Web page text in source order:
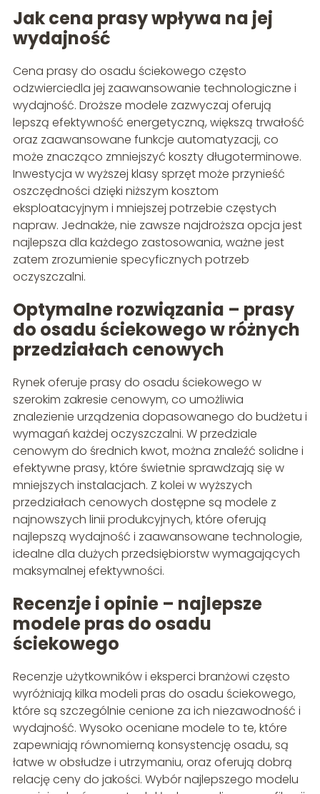
Jak cena prasy wpływa na jej
wydajność
Cena prasy do osadu ściekowego często
odzwierciedla jej zaawansowanie technologiczne i
wydajność. Droższe modele zazwyczaj oferują
lepszą efektywność energetyczną, większą trwałość
oraz zaawansowane funkcje automatyzacji, co
może znacząco zmniejszyć koszty długoterminowe.
Inwestycja w wyższej klasy sprzęt może przynieść
oszczędności dzięki niższym kosztom
eksploatacyjnym i mniejszej potrzebie częstych
napraw. Jednakże, nie zawsze najdroższa opcja jest
najlepsza dla każdego zastosowania, ważne jest
zatem zrozumienie specyficznych potrzeb
oczyszczalni.
Optymalne rozwiązania – prasy
do osadu ściekowego w różnych
przedziałach cenowych
Rynek oferuje prasy do osadu ściekowego w
szerokim zakresie cenowym, co umożliwia
znalezienie urządzenia dopasowanego do budżetu i
wymagań każdej oczyszczalni. W przedziale
cenowym do średnich kwot, można znaleźć solidne i
efektywne prasy, które świetnie sprawdzają się w
mniejszych instalacjach. Z kolei w wyższych
przedziałach cenowych dostępne są modele z
najnowszych linii produkcyjnych, które oferują
najlepszą wydajność i zaawansowane technologie,
idealne dla dużych przedsiębiorstw wymagających
maksymalnej efektywności.
Recenzje i opinie – najlepsze
modele pras do osadu
ściekowego
Recenzje użytkowników i eksperci branżowi często
wyróżniają kilka modeli pras do osadu ściekowego,
które są szczególnie cenione za ich niezawodność i
wydajność. Wysoko oceniane modele to te, które
zapewniają równomierną konsystencję osadu, są
łatwe w obsłudze i utrzymaniu, oraz oferują dobrą
relację ceny do jakości. Wybór najlepszego modelu